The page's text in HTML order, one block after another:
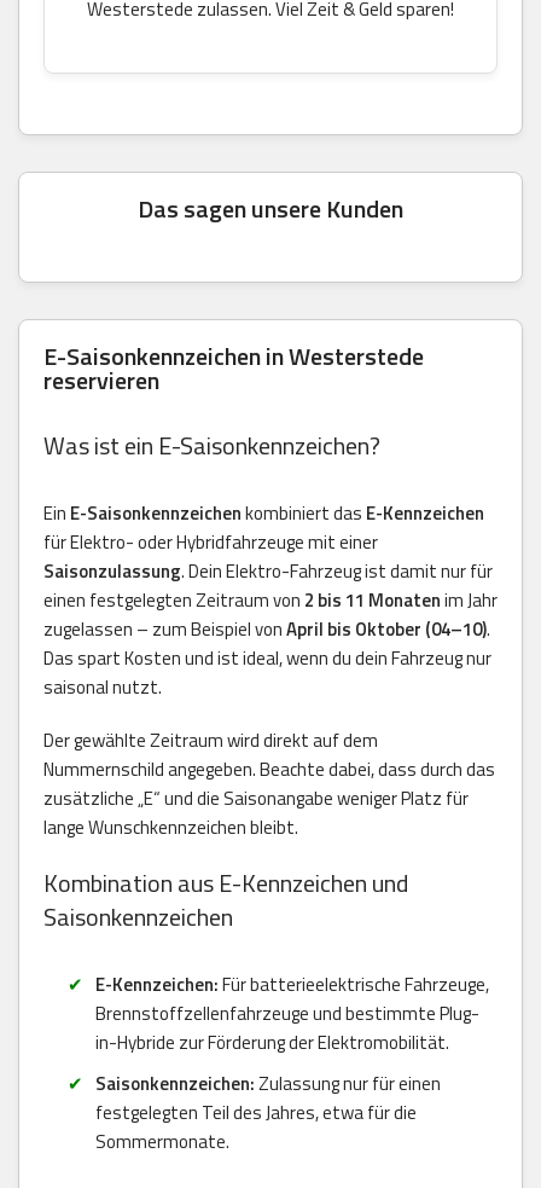
Westerstede zulassen. Viel Zeit & Geld sparen!
Das sagen unsere Kunden
E-Saisonkennzeichen in Westerstede
reservieren
Was ist ein E-Saisonkennzeichen?
Ein E-Saisonkennzeichenkombiniert das E-Kennzeichen
für Elektro- oder Hybridfahrzeuge mit einer
Saisonzulassung. Dein Elektro-Fahrzeug ist damit nur für
einen festgelegten Zeitraum von 2 bis 11 Monatenim Jahr
zugelassen – zum Beispiel vonApril bis Oktober (04–10).
Das spart Kosten und ist ideal, wenn du dein Fahrzeug nur
saisonal nutzt.
Der gewählte Zeitraum wird direkt auf dem
Nummernschild angegeben. Beachte dabei, dass durch das
zusätzliche „E“ und die Saisonangabe weniger Platz für
lange Wunschkennzeichen bleibt.
Kombination aus E-Kennzeichen und
Saisonkennzeichen
E-Kennzeichen:Für batterieelektrische Fahrzeuge,
Brennstoffzellenfahrzeuge und bestimmte Plug-
in-Hybride zur Förderung der Elektromobilität.
Saisonkennzeichen:Zulassung nur für einen
festgelegten Teil des Jahres, etwa für die
Sommermonate.